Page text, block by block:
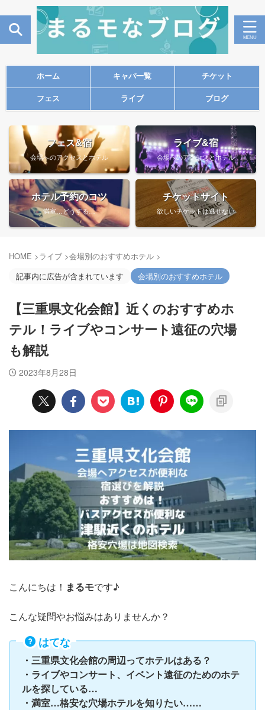
ホーム キャパ一覧 チケット
フェス ライブ ブログ
フェス&宿
会場へのアクセスとホテル
ライブ&宿
会場へのアクセスとホテル
ホテル予約のコツ
満室…どうする…
チケットサイト
欲しいチケットは逃せない
HOME >ライブ >会場別のおすすめホテル >
記事内に広告が含まれています
会場別のおすすめホテル
【三重県文化会館】近くのおすすめホ
テル！ライブやコンサート遠征の穴場
も解説
2023年8月28日
こんにちは！ まるモです♪
こんな疑問やお悩みはありませんか？
はてな
・三重県文化会館の周辺ってホテルはある？
・ライブやコンサート、イベント遠征のためのホテ
ルを探している…
・満室…格安な穴場ホテルを知りたい……